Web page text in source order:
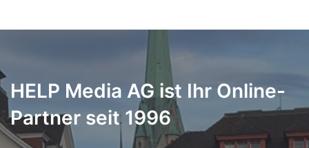
HELP Media AG ist Ihr Online-
Partner seit 1996